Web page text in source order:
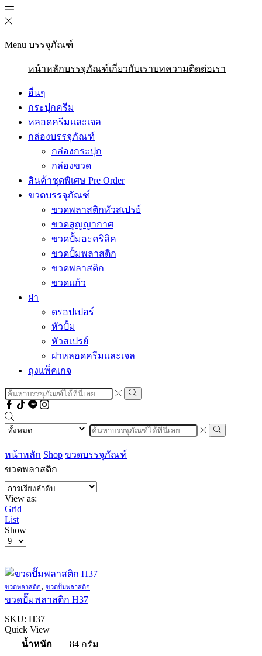
Menu บรรจุภัณฑ์
หน้าหลักบรรจุภัณฑ์เกี่ยวกับเราบทความติดต่อเรา
อื่นๆ
กระปุกครีม
หลอดครีมและเจล
กล่องบรรจุภัณฑ์
กล่องกระปุก
กล่องขวด
สินค้าชุดพิเศษ Pre Order
ขวดบรรจุภัณฑ์
ขวดพลาสติกหัวสเปรย์
ขวดสูญญากาศ
ขวดปั้มอะคริลิค
ขวดปั้มพลาสติก
ขวดพลาสติก
ขวดแก้ว
ฝา
ดรอปเปอร์
หัวปั้ม
หัวสเปรย์
ฝาหลอดครีมและเจล
ถุงแพ็คเกจ
Search
input
Search
Facebook
TiktokLineInstragram
Search
input
Search
หน้าหลัก Shop ขวดบรรจุภัณฑ์
ขวดพลาสติก
View as:
Grid
List
Show
Products
ขวดพลาสติก, ขวดปั้มพลาสติก
ขวดปั๊มพลาสติก H37
SKU: H37
Quick View
น้ำหนัก
84 กรัม